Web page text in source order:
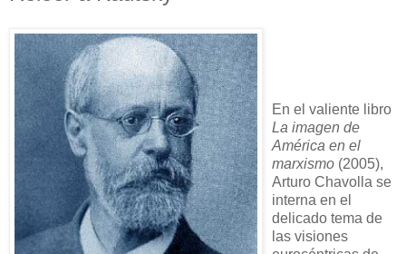
En el valiente libro
La imagen de
América en el
marxismo (2005),
Arturo Chavolla se
interna en el
delicado tema de
las visiones